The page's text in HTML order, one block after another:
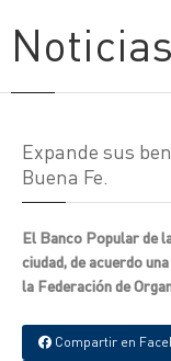
Noticias
Expande sus
Buena Fe.
El Banco Popular de
ciudad, de acuerdo
la Federación de
Compartir en